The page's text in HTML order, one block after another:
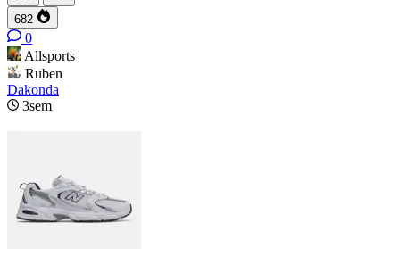
682
0
Allsports
Ruben
Dakonda
3sem